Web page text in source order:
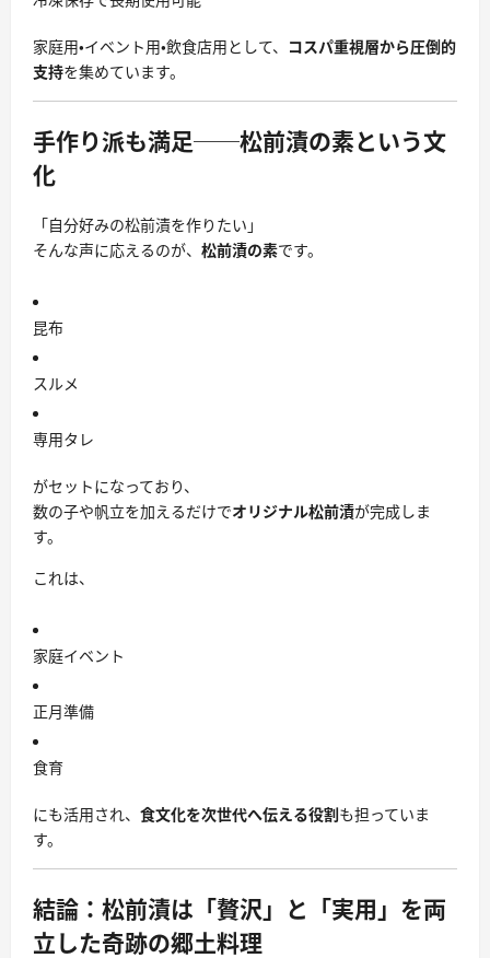
家庭用・イベント用・飲食店用として、 コスパ重視層から圧倒的
支持を集めています。
手作り派も満足──松前漬の素という文
化
「自分好みの松前漬を作りたい」
そんな声に応えるのが、 松前漬の素です。
昆布
スルメ
専用タレ
がセットになっており、
数の子や帆立を加えるだけでオリジナル松前漬が完成しま
す。
これは、
家庭イベント
正月準備
食育
にも活用され、 食文化を次世代へ伝える役割も担っていま
す。
結論：松前漬は「贅沢」と「実用」を両
立した奇跡の郷土料理